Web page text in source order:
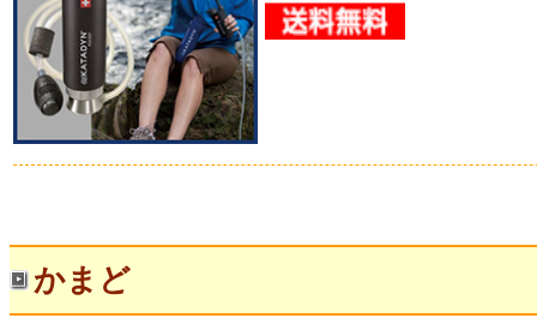
かまど